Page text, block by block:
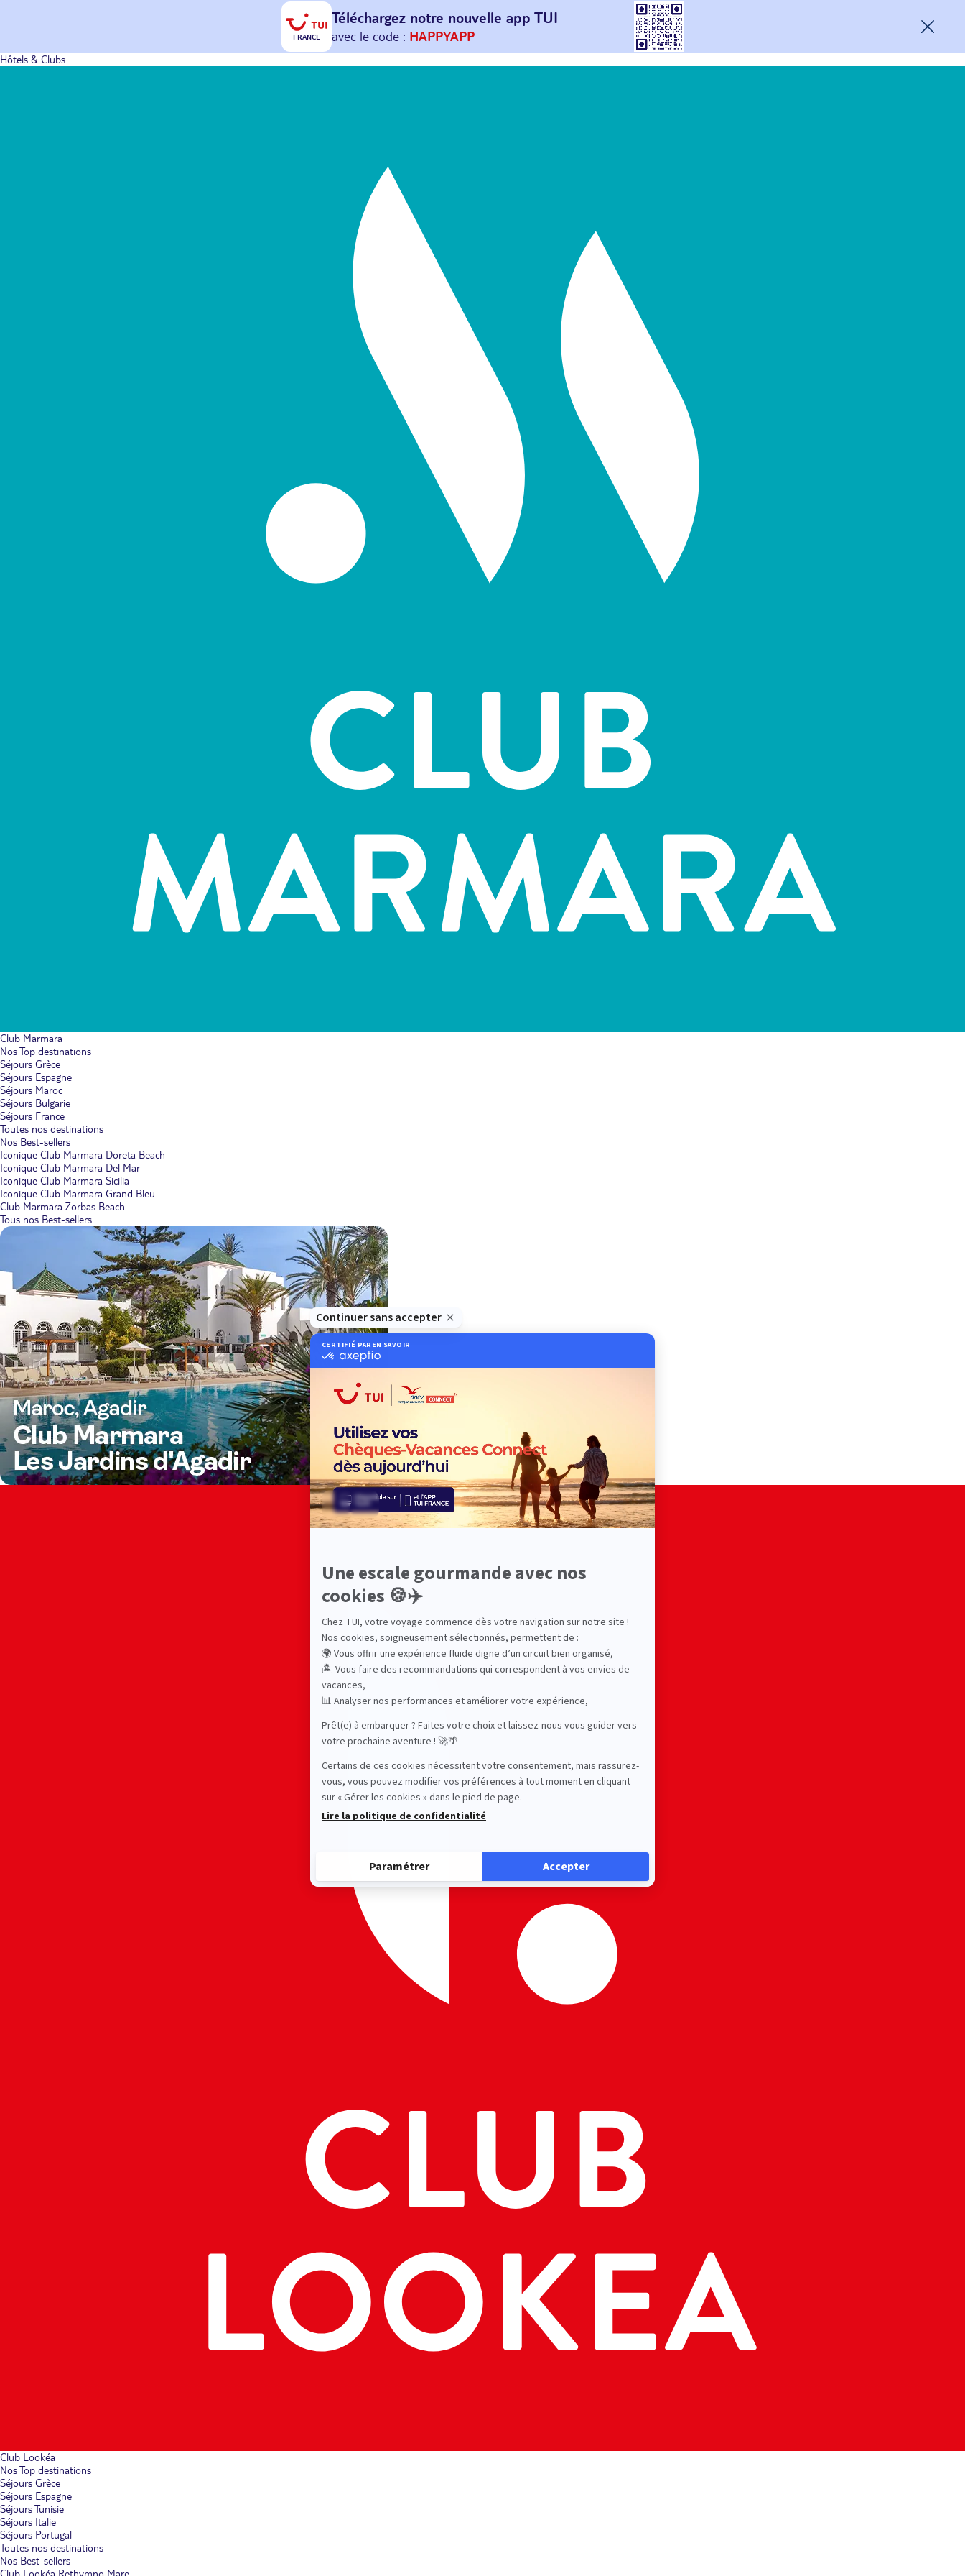
FRANCE
Téléchargez notre nouvelle app TUI
Et profitez de 30€ offerts*sur votre prochain
avec le code : HAPPYAPP
Hôtels & Clubs
Club Marmara
Nos Top destinations
Séjours Grèce
Séjours Espagne
Séjours Maroc
Séjours Bulgarie
Séjours France
Toutes nos destinations
Nos Best-sellers
Iconique Club Marmara Doreta Beach
Iconique Club Marmara Del Mar
Iconique Club Marmara Sicilia
Iconique Club Marmara Grand Bleu
Club Marmara Zorbas Beach
Tous nos Best-sellers
Club Lookéa
Nos Top destinations
Séjours Grèce
Séjours Espagne
Séjours Tunisie
Séjours Italie
Séjours Portugal
Toutes nos destinations
Nos Best-sellers